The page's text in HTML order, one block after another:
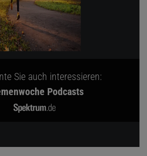
Sie auch interessieren:
Podcasts